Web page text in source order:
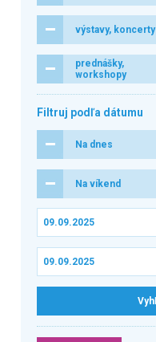
výstavy, koncerty
prednášky,
workshopy
Filtruj podľa dátumu
Na dnes
Na víkend